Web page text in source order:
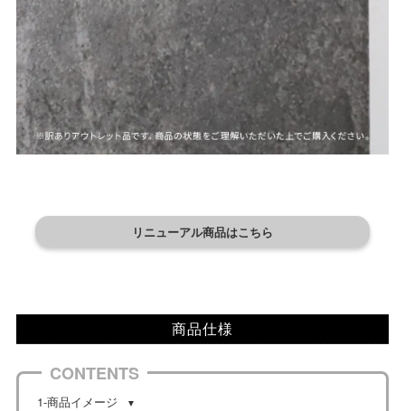
リニューアル商品はこちら
商品仕様
CONTENTS
1-商品イメージ